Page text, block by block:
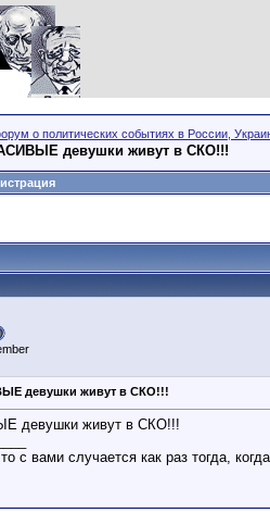
о политических событиях в России,
девушки живут в СКО!!!
девушки живут в СКО!!!
девушки живут в СКО!!!
с вами случается как раз тогда,